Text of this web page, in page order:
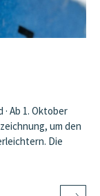
Ab 1. Oktober
um den
Die